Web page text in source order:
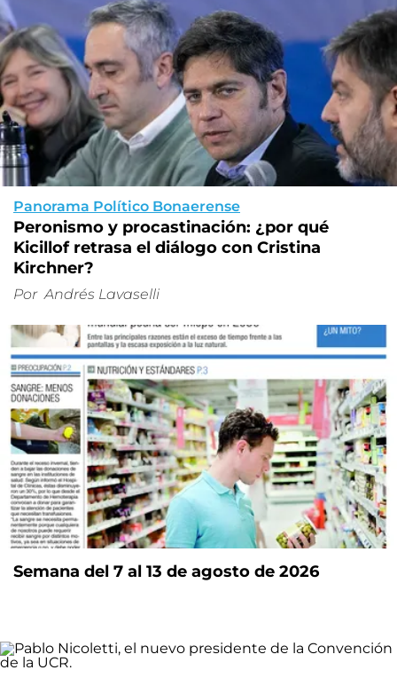
Panorama Político Bonaerense
Peronismo y procastinación: ¿por qué
Kicillof retrasa el diálogo con Cristina
Kirchner?
Por Andrés Lavaselli
Semana del 7 al 13 de agosto de 2026